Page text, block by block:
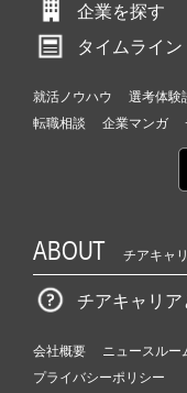
企業を探す
タイムライン
就活ノウハウ 選考体験
転職相談
企業マンガ
ABOUT チアキャ
チアキャリア
会社概要 ニュースルー
プライバシーポリシー